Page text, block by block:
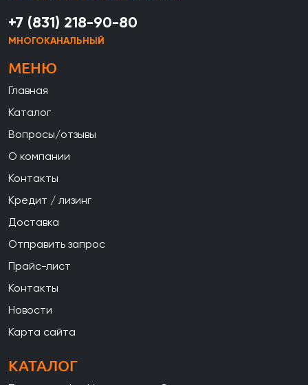
+7 (831) 218-90-80
МНОГОКАНАЛЬНЫЙ
МЕНЮ
Главная
Каталог
Вопросы/отзывы
О компании
Контакты
Кредит / лизинг
Доставка
Отправить запрос
Прайс-лист
Контакты
Новости
Карта сайта
КАТАЛОГ